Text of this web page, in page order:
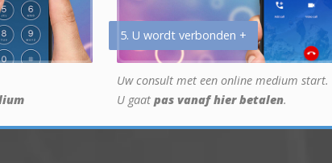
5. U wordt verbonden +
Uw consult met een online medium start.
U gaat pas vanaf hier betalen.